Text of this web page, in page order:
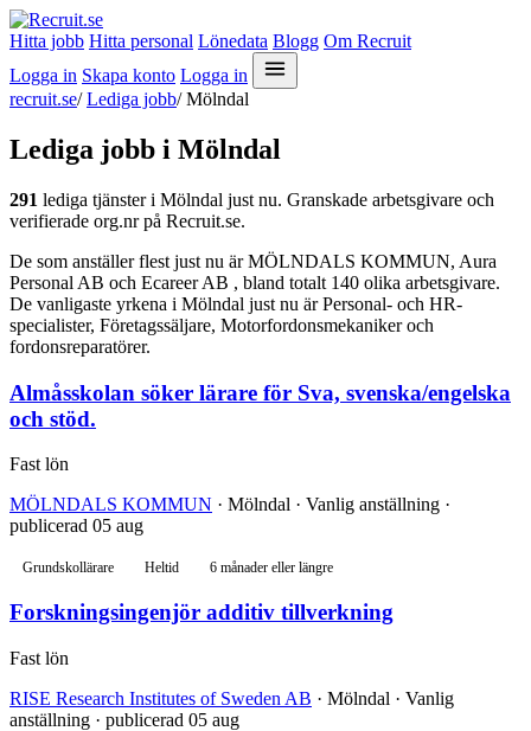
Hitta jobb Hitta personal Lönedata Blogg Om Recruit
Logga in Skapa konto Logga in
recruit.se/ Lediga jobb/ Mölndal
Lediga jobb i Mölndal
291 lediga tjänster i Mölndal just nu. Granskade arbetsgivare och
verifierade org.nr på Recruit.se.
De som anställer flest just nu är MÖLNDALS KOMMUN, Aura
Personal AB och Ecareer AB , bland totalt 140 olika arbetsgivare.
De vanligaste yrkena i Mölndal just nu är Personal- och HR-
specialister, Företagssäljare, Motorfordonsmekaniker och
fordonsreparatörer.
Almåsskolan söker lärare för Sva, svenska/engelska
och stöd.
Fast lön
MÖLNDALS KOMMUN · Mölndal · Vanlig anställning ·
publicerad 05 aug
Grundskollärare Heltid 6 månader eller längre
Forskningsingenjör additiv tillverkning
Fast lön
RISE Research Institutes of Sweden AB · Mölndal · Vanlig
anställning · publicerad 05 aug